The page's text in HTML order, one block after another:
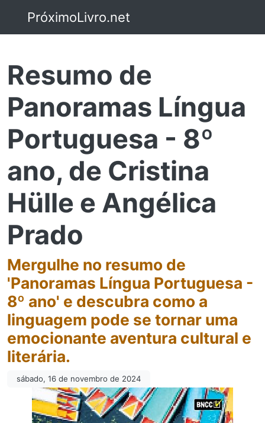
PróximoLivro.net
Resumo de
Panoramas Língua
Portuguesa - 8º
ano, de Cristina
Hülle e Angélica
Prado
Mergulhe no resumo de
'Panoramas Língua Portuguesa -
8º ano' e descubra como a
linguagem pode se tornar uma
emocionante aventura cultural e
literária.
sábado, 16 de novembro de 2024